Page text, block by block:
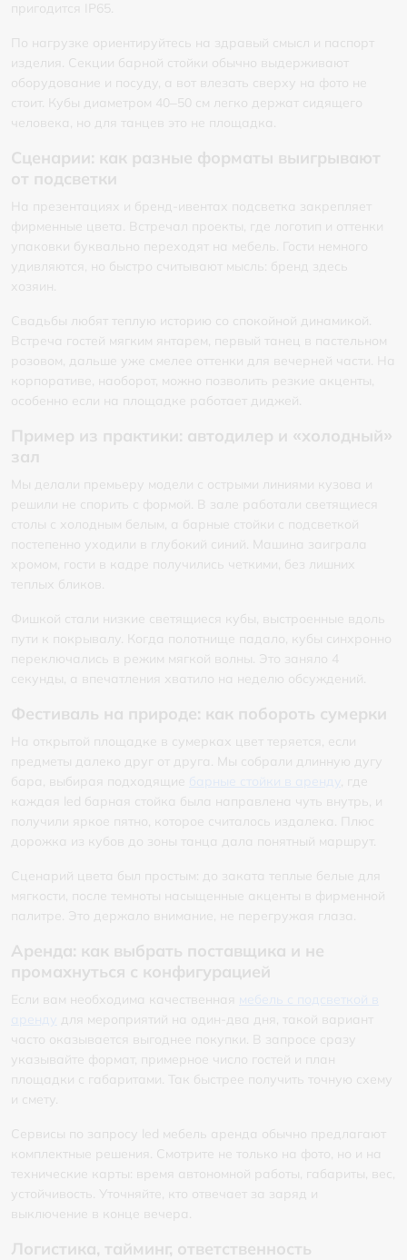
пригодится IP65.
По нагрузке ориентируйтесь на здравый смысл и паспорт
изделия. Секции барной стойки обычно выдерживают
оборудование и посуду, а вот влезать сверху на фото не
стоит. Кубы диаметром 40–50 см легко держат сидящего
человека, но для танцев это не площадка.
Сценарии: как разные форматы выигрывают
от подсветки
На презентациях и бренд-ивентах подсветка закрепляет
фирменные цвета. Встречал проекты, где логотип и оттенки
упаковки буквально переходят на мебель. Гости немного
удивляются, но быстро считывают мысль: бренд здесь
хозяин.
Свадьбы любят теплую историю со спокойной динамикой.
Встреча гостей мягким янтарем, первый танец в пастельном
розовом, дальше уже смелее оттенки для вечерней части. На
корпоративе, наоборот, можно позволить резкие акценты,
особенно если на площадке работает диджей.
Пример из практики: автодилер и «холодный»
зал
Мы делали премьеру модели с острыми линиями кузова и
решили не спорить с формой. В зале работали светящиеся
столы с холодным белым, а барные стойки с подсветкой
постепенно уходили в глубокий синий. Машина заиграла
хромом, гости в кадре получились четкими, без лишних
теплых бликов.
Фишкой стали низкие светящиеся кубы, выстроенные вдоль
пути к покрывалу. Когда полотнище падало, кубы синхронно
переключались в режим мягкой волны. Это заняло 4
секунды, а впечатления хватило на неделю обсуждений.
Фестиваль на природе: как побороть сумерки
На открытой площадке в сумерках цвет теряется, если
предметы далеко друг от друга. Мы собрали длинную дугу
бара, выбирая подходящие барные стойки в аренду , где
каждая led барная стойка была направлена чуть внутрь, и
получили яркое пятно, которое считалось издалека. Плюс
дорожка из кубов до зоны танца дала понятный маршрут.
Сценарий цвета был простым: до заката теплые белые для
мягкости, после темноты насыщенные акценты в фирменной
палитре. Это держало внимание, не перегружая глаза.
Аренда: как выбрать поставщика и не
промахнуться с конфигурацией
Если вам необходима качественная
мебель с подсветкой в
аренду для мероприятий на один-два дня, такой вариант
часто оказывается выгоднее покупки. В запросе сразу
указывайте формат, примерное число гостей и план
площадки с габаритами. Так быстрее получить точную схему
и смету.
Сервисы по запросу led мебель аренда обычно предлагают
комплектные решения. Смотрите не только на фото, но и на
технические карты: время автономной работы, габариты, вес,
устойчивость. Уточняйте, кто отвечает за заряд и
выключение в конце вечера.
Логистика, тайминг, ответственность